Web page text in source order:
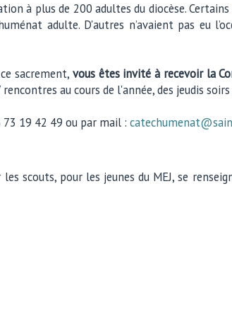
à plus de 200 adultes du diocèse.
adulte. D'autres n’avaient pas eu
sacrement, vous êtes invité à recevoir la
au cours de l'année, des jeudis
73 19 42 49 ou par mail :
scouts, pour les jeunes du MEJ, se